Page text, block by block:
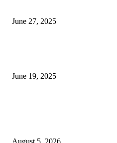
June 27, 2025
June 19, 2025